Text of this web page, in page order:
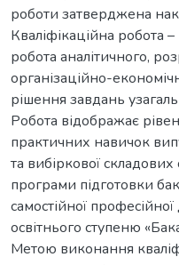
роботи затверджена
Кваліфікаційна робота
робота аналітичного,
організаційно-
рішення завдань
Робота відображає
практичних навичок
та вибіркової
програми підготовки
самостійної
освітнього ступеню
Метою виконання